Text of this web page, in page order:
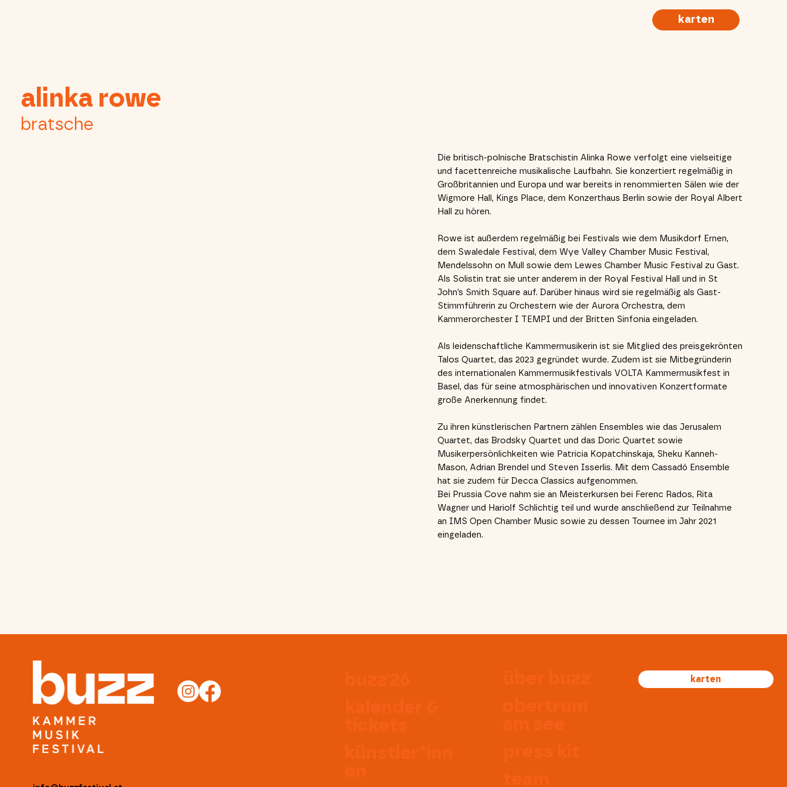
karten
alinka rowe
bratsche
Die britisch-polnische Bratschistin Alinka Rowe verfolgt eine vielseitige
und facettenreiche musikalische Laufbahn. Sie konzertiert regelmäßig in
Großbritannien und Europa und war bereits in renommierten Sälen wie der
Wigmore Hall, Kings Place, dem Konzerthaus Berlin sowie der Royal Albert
Hall zu hören.
Rowe ist außerdem regelmäßig bei Festivals wie dem Musikdorf Ernen,
dem Swaledale Festival, dem Wye Valley Chamber Music Festival,
Mendelssohn on Mull sowie dem Lewes Chamber Music Festival zu Gast.
Als Solistin trat sie unter anderem in der Royal Festival Hall und in St
John’s Smith Square auf. Darüber hinaus wird sie regelmäßig als Gast-
Stimmführerin zu Orchestern wie der Aurora Orchestra, dem
Kammerorchester I TEMPI und der Britten Sinfonia eingeladen.
Als leidenschaftliche Kammermusikerin ist sie Mitglied des preisgekrönten
Talos Quartet, das 2023 gegründet wurde. Zudem ist sie Mitbegründerin
des internationalen Kammermusikfestivals VOLTA Kammermusikfest in
Basel, das für seine atmosphärischen und innovativen Konzertformate
große Anerkennung findet.
Zu ihren künstlerischen Partnern zählen Ensembles wie das Jerusalem
Quartet, das Brodsky Quartet und das Doric Quartet sowie
Musikerpersönlichkeiten wie Patricia Kopatchinskaja, Sheku Kanneh-
Mason, Adrian Brendel und Steven Isserlis. Mit dem Cassadó Ensemble
hat sie zudem für Decca Classics aufgenommen.
Bei Prussia Cove nahm sie an Meisterkursen bei Ferenc Rados, Rita
Wagner und Hariolf Schlichtig teil und wurde anschließend zur Teilnahme
an IMS Open Chamber Music sowie zu dessen Tournee im Jahr 2021
eingeladen.
karten